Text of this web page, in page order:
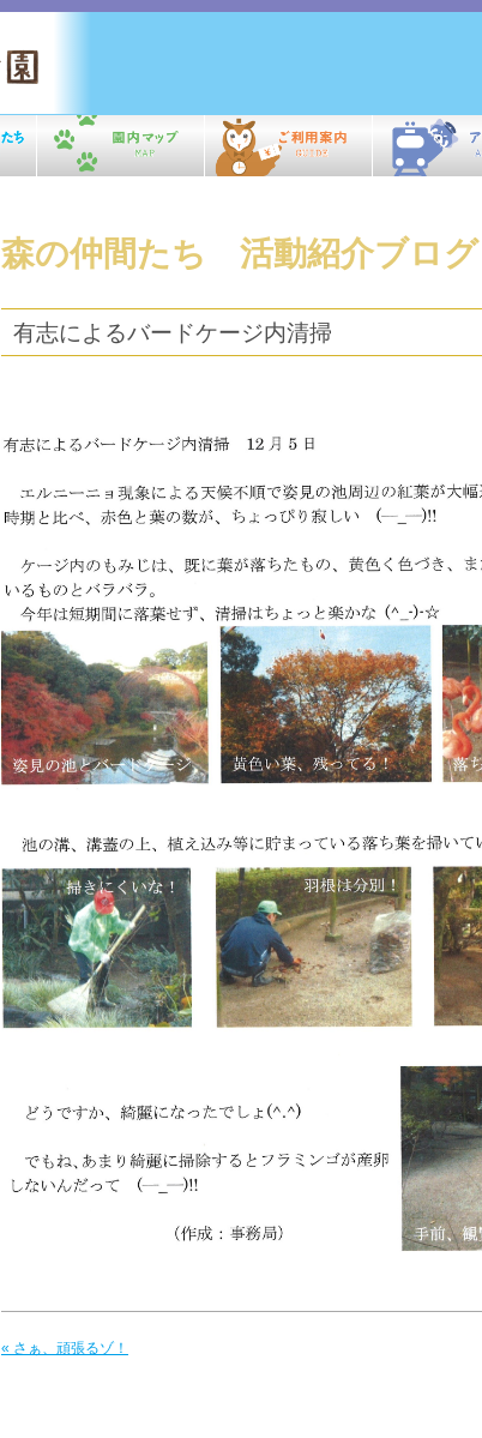
森の仲間たち 活動紹介ブログ
有志によるバードケージ内清掃
« さぁ、頑張るゾ！